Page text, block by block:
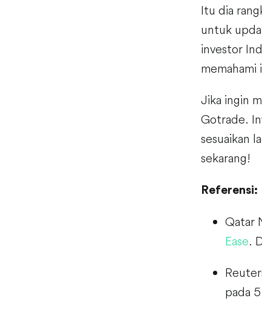
Itu dia
untuk
investor
memahami
Jika ingin
Gotrade.
sesuaikan
sekarang!
Referensi:
Qatar
Ease.
pada